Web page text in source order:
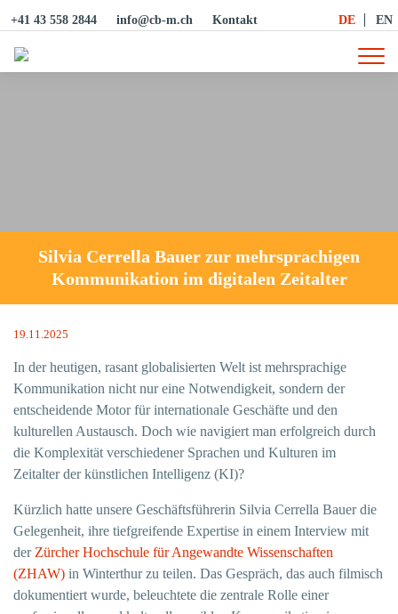
+41 43 558 2844 info@cb-m.ch Kontakt DE EN
Silvia Cerrella Bauer zur mehrsprachigen
Kommunikation im digitalen Zeitalter
19.11.2025
In der heutigen, rasant globalisierten Welt ist mehrsprachige
Kommunikation nicht nur eine Notwendigkeit, sondern der
entscheidende Motor für internationale Geschäfte und den
kulturellen Austausch. Doch wie navigiert man erfolgreich durch
die Komplexität verschiedener Sprachen und Kulturen im
Zeitalter der künstlichen Intelligenz (KI)?
Kürzlich hatte unsere Geschäftsführerin Silvia Cerrella Bauer die
Gelegenheit, ihre tiefgreifende Expertise in einem Interview mit
der Zürcher Hochschule für Angewandte Wissenschaften
(ZHAW) in Winterthur zu teilen. Das Gespräch, das auch filmisch
dokumentiert wurde, beleuchtete die zentrale Rolle einer